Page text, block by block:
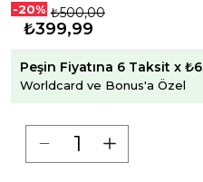
-20% ₺500,00
₺399,99
Peşin Fiyatına 6 Taksit x
Worldcard ve Bonus'a Özel